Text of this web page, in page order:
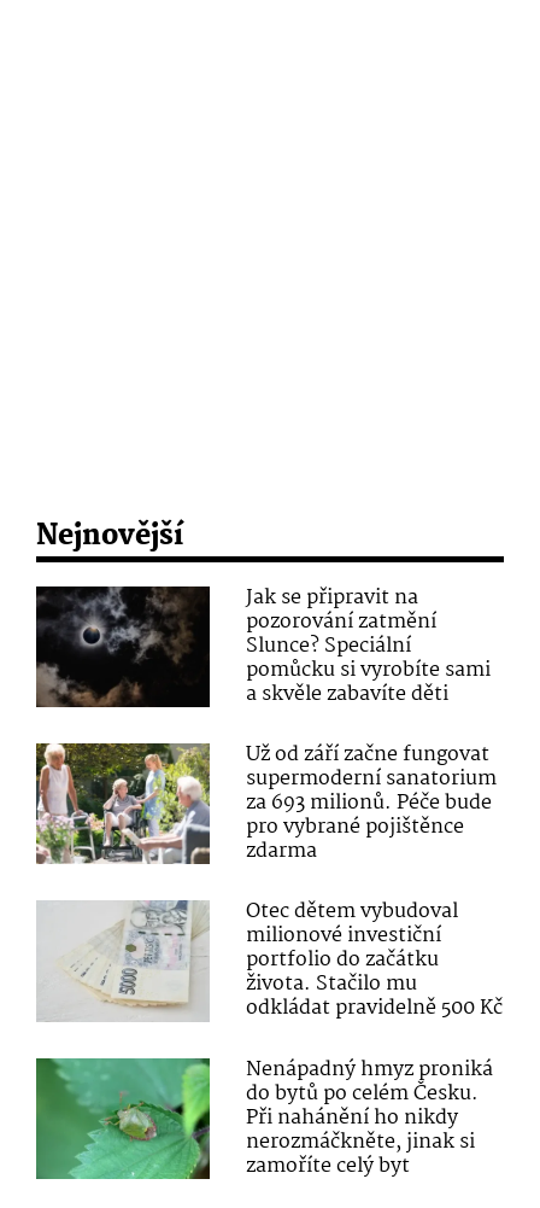
Nejnovější
Jak se připravit na
pozorování zatmění
Slunce? Speciální
pomůcku si vyrobíte sami
a skvěle zabavíte děti
Už od září začne fungovat
supermoderní sanatorium
za 693 milionů. Péče bude
pro vybrané pojištěnce
zdarma
Otec dětem vybudoval
milionové investiční
portfolio do začátku
života. Stačilo mu
odkládat pravidelně 500 Kč
Nenápadný hmyz proniká
do bytů po celém Česku.
Při nahánění ho nikdy
nerozmáčkněte, jinak si
zamoříte celý byt